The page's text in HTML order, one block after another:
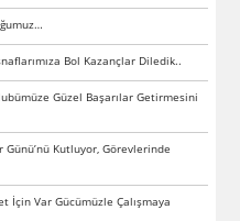
Bol Kazançlar Diledik..
Güzel Başarılar Getirmesini
Kutluyor, Görevlerinde
İçin Var Gücümüzle Çalışmaya